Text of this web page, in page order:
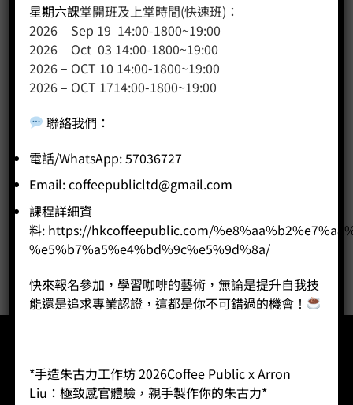
友站連結
產品分類
咖啡種類
咖啡機
WPM咖啡系列
奶茶
星期六課堂開班及上堂時間(快速班)：
2026 – Sep 19 14:00-1800~19:00
2026 – Oct 03 14:00-1800~19:00
2026 – OCT 10 14:00-1800~19:00
2026 – OCT 1714:00-1800~19:00
聯絡我們 ：
電話/WhatsApp: 57036727
Email:coffeepublicltd@gmail.com
課程詳細資
料: https://hkcoffeepublic.com/
%e5%b7%a5%e4%bd%9c%e5%9d%8a/
快來報名參加，學習咖啡的藝術，無論是提升自我技
能還是追求專業認證，這都是你不可錯過的機會！
*手造朱古力工作坊 2026Coffee Public x Arron
Liu：極致感官體驗，親手製作你的朱古力*